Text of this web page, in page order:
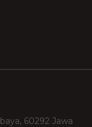
60292 Jawa